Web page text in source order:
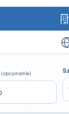
(opcjonalnie)